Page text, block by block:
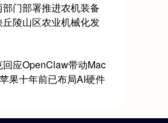
门部署推进农机装备
陵山区农业机械化发
回应OpenClaw带动Mac
果十年前已布局AI硬件